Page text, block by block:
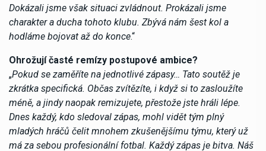
Dokázali jsme však situaci zvládnout. Prokázali jsme
charakter a ducha tohoto klubu. Zbývá nám šest kol a
hodláme bojovat až do konce.“
Ohrožují časté remízy postupové ambice?
„Pokud se zaměříte na jednotlivé zápasy… Tato soutěž je
zkrátka specifická. Občas zvítězíte, i když si to zasloužíte
méně, a jindy naopak remizujete, přestože jste hráli lépe.
Dnes každý, kdo sledoval zápas, mohl vidět tým plný
mladých hráčů čelit mnohem zkušenějšímu týmu, který už
má za sebou profesionální fotbal. Každý zápas je bitva. Náš